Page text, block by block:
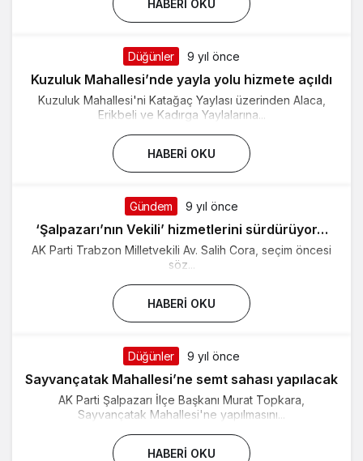
HABERI OKU
Düğünler 9 yıl önce
Kuzuluk Mahallesi’nde yayla yolu hizmete açıldı
Kuzuluk Mahallesi'ni Katağaç Yaylası üzerinden Alaca,
Erikbeli ve Kadırga Yaylalarına...
HABERI OKU
Gündem 9 yıl önce
‘Şalpazarı’nın Vekili’ hizmetlerini sürdürüyor…
AK Parti Trabzon Milletvekili Av. Salih Cora, seçim öncesi
söz...
HABERI OKU
Düğünler 9 yıl önce
Sayvançatak Mahallesi’ne semt sahası yapılacak
AK Parti Şalpazarı İlçe Başkanı Murat Topkara,
Sayvançatak Mahallesi'ne yapılmasını...
HABERI OKU